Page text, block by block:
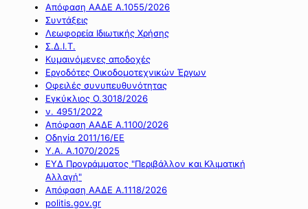
Απόφαση ΑΑΔΕ Α.1055/2026
Συντάξεις
Λεωφορεία Ιδιωτικής Χρήσης
Σ.Δ.Ι.Τ.
Κυμαινόμενες αποδοχές
Εργοδότες Οικοδομοτεχνικών Έργων
Οφειλές συνυπευθυνότητας
Εγκύκλιος Ο.3018/2026
ν. 4951/2022
Απόφαση ΑΑΔΕ Α.1100/2026
Οδηγία 2011/16/ΕΕ
Υ.Α. Α.1070/2025
ΕΥΔ Προγράμματος "Περιβάλλον και Κλιματική
Αλλαγή"
Απόφαση ΑΑΔΕ Α.1118/2026
politis.gov.gr